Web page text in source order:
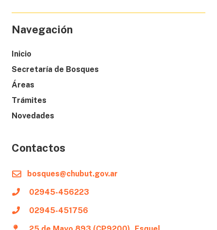
Navegación
Inicio
Secretaría de Bosques
Áreas
Trámites
Novedades
Contactos
bosques@chubut.gov.ar
02945-456223
02945-451756